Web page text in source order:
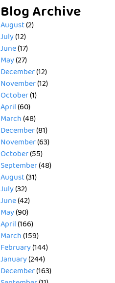
Blog Archive
August(2)
July(12)
June(17)
May(27)
December(12)
November(12)
October(1)
April(60)
March(48)
December(81)
November(63)
October(55)
September(48)
August(31)
July(32)
June(42)
May(90)
April(166)
March(159)
February(144)
January(244)
December(163)